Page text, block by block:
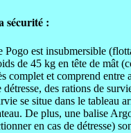
sécurité :
Pogo est insubmersible
de 45 kg en tête de mât
complet et comprend entre
détresse, des rations de
se situe dans le tableau
De plus, une balise
en cas de détresse)